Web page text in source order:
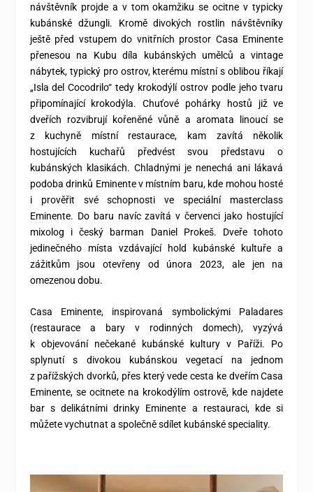
návštěvník projde a v tom okamžiku se ocitne v typicky
kubánské džungli. Kromě divokých rostlin návštěvníky
ještě před vstupem do vnitřních prostor Casa Eminente
přenesou na Kubu díla kubánských umělců a vintage
nábytek, typický pro ostrov, kterému místní s oblibou říkají
„Isla del Cocodrilo“ tedy krokodýlí ostrov podle jeho tvaru
připomínající krokodýla. Chuťové pohárky hostů již ve
dveřích rozvibrují kořeněné vůně a aromata linoucí se
z kuchyně místní restaurace, kam zavítá několik
hostujících kuchařů předvést svou představu o
kubánských klasikách. Chladnými je nenechá ani lákavá
podoba drinků Eminente v místním baru, kde mohou hosté
i prověřit své schopnosti ve speciální masterclass
Eminente. Do baru navíc zavítá v červenci jako hostující
mixolog i český barman Daniel Prokeš. Dveře tohoto
jedinečného místa vzdávající hold kubánské kultuře a
zážitkům jsou otevřeny od února 2023, ale jen na
omezenou dobu.
Casa Eminente, inspirovaná symbolickými Paladares
(restaurace a bary v rodinných domech), vyzývá
k objevování nečekané kubánské kultury v Paříži. Po
splynutí s divokou kubánskou vegetací na jednom
z pařížských dvorků, přes který vede cesta ke dveřím Casa
Eminente, se ocitnete na krokodýlím ostrově, kde najdete
bar s delikátními drinky Eminente a restauraci, kde si
můžete vychutnat a společně sdílet kubánské speciality.